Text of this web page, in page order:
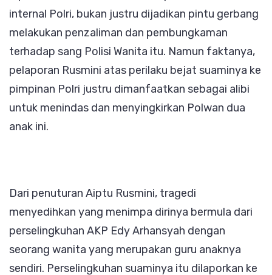
internal Polri, bukan justru dijadikan pintu gerbang
melakukan penzaliman dan pembungkaman
terhadap sang Polisi Wanita itu. Namun faktanya,
pelaporan Rusmini atas perilaku bejat suaminya ke
pimpinan Polri justru dimanfaatkan sebagai alibi
untuk menindas dan menyingkirkan Polwan dua
anak ini.
Dari penuturan Aiptu Rusmini, tragedi
menyedihkan yang menimpa dirinya bermula dari
perselingkuhan AKP Edy Arhansyah dengan
seorang wanita yang merupakan guru anaknya
sendiri. Perselingkuhan suaminya itu dilaporkan ke